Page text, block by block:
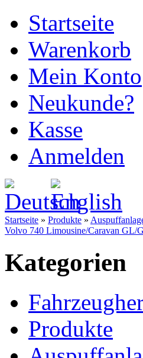
Startseite
Warenkorb
Mein Konto
Neukunde?
Kasse
Anmelden
Startseite » Produkte »
Volvo 740 Limousine/Caravan
Kategorien
Produkte